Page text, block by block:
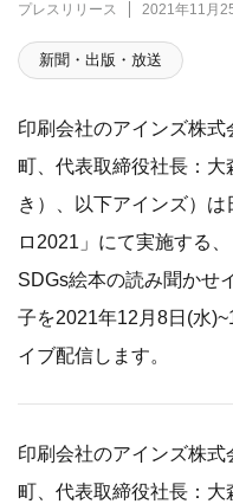
プレスリリース 2021年11月
新聞・出版・放送
印刷会社のアインズ株
町、代表取締役社長：
き）、以下アインズ）
ロ2021」にて実施する
SDGs絵本の読み聞かせ
子を2021年12月8日(水
イブ配信します。
印刷会社のアインズ株
町、代表取締役社長：